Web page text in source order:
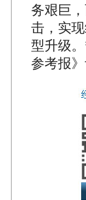
务艰巨
击，实
型升级
参考报》